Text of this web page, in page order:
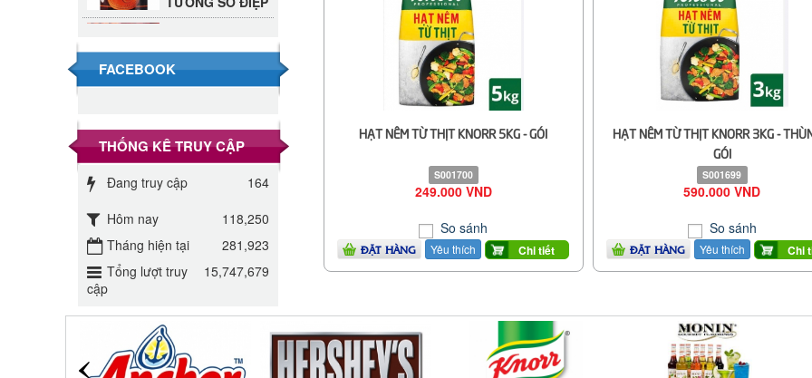
HẠT NÊM TỪ THỊT KNORR 5KG - GÓI
S001700
249.000 VND
So sánh
ĐẶT HÀNG Yêu thích Chi tiết
HẠT NÊM TỪ THỊT KNORR 3KG -
GÓI
S001699
590.000 VND
So sánh
ĐẶT HÀNG Yêu thích Chi
40.000 VND
Long An bao
295.000 VND
Đường mía thiên
gói 1kg
32.000 VND
ĐƯỜNG SẠCH
HÒA 1KG
FACEBOOK
THỐNG KÊ TRUY CẬP
Đang truy cập
164
Hôm nay
118,250
Tháng hiện tại
281,923
Tổng lượt truy
cập
15,747,679